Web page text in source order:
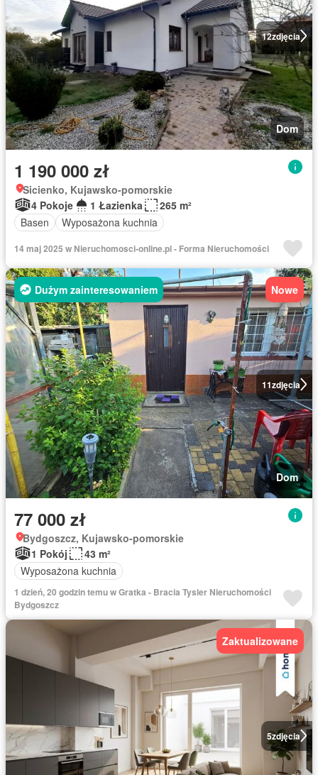
12zdjęcia
Dom
1 190 000 zł
Sicienko, Kujawsko-pomorskie
4 Pokoje
1 Łazienka
265 m²
Basen
Wyposażona kuchnia
14 maj 2025 w Nieruchomosci-online.pl - Forma Nieruchomości
11zdjęcia
Dużym zainteresowaniem Nowe
Dom
77 000 zł
Bydgoszcz, Kujawsko-pomorskie
1 Pokój
43 m²
Wyposażona kuchnia
1 dzień, 20 godzin temu w Gratka - Bracia Tysler Nieruchomości
Bydgoszcz
5zdjęcia
Zaktualizowane